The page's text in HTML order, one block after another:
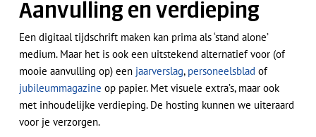
Aanvulling en verdieping
Een digitaal tijdschrift maken kan prima als ‘stand alone’
medium. Maar het is ook een uitstekend alternatief voor (of
mooie aanvulling op) een jaarverslag, personeelsblad of
jubileummagazine op papier. Met visuele extra’s, maar ook
met inhoudelijke verdieping. De hosting kunnen we uiteraard
voor je verzorgen.